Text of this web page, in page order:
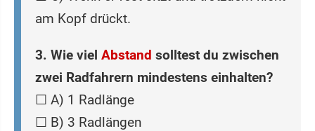
am Kopf drückt.
3. Wie viel Abstand solltest du zwischen
zwei Radfahrern mindestens einhalten?
☐ A) 1 Radlänge
☐ B) 3 Radlängen